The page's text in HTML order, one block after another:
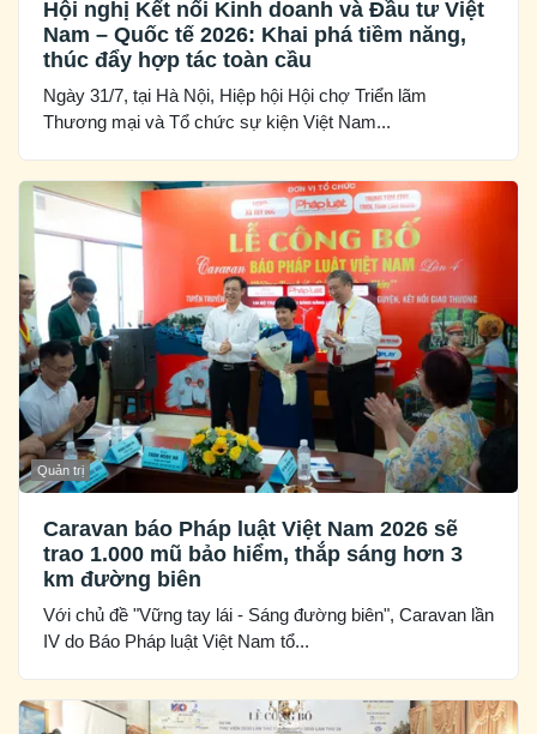
Hội nghị Kết nối Kinh doanh và Đầu tư Việt
Nam – Quốc tế 2026: Khai phá tiềm năng,
thúc đẩy hợp tác toàn cầu
Ngày 31/7, tại Hà Nội, Hiệp hội Hội chợ Triển lãm
Thương mại và Tổ chức sự kiện Việt Nam...
Quản trị
Caravan báo Pháp luật Việt Nam 2026 sẽ
trao 1.000 mũ bảo hiểm, thắp sáng hơn 3
km đường biên
Với chủ đề "Vững tay lái - Sáng đường biên", Caravan lần
IV do Báo Pháp luật Việt Nam tổ...